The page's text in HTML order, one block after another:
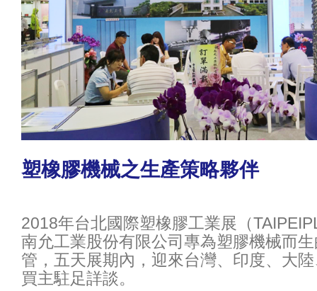
塑橡膠機械之生產策略夥伴
2018年台北國際塑橡膠工業展（
南允工業股份有限公司專為塑膠機械而
管，五天展期內，迎來台灣、印度、大
買主駐足詳談。